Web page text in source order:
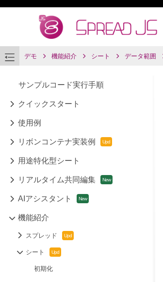
デモ 機能紹介 シート データ範囲
サンプルコード実行手順
クイックスタート
使用例
リボンコンテナ実装例
用途特化型シート
リアルタイム共同編集
AIアシスタント
機能紹介
スプレッド
シート
初期化